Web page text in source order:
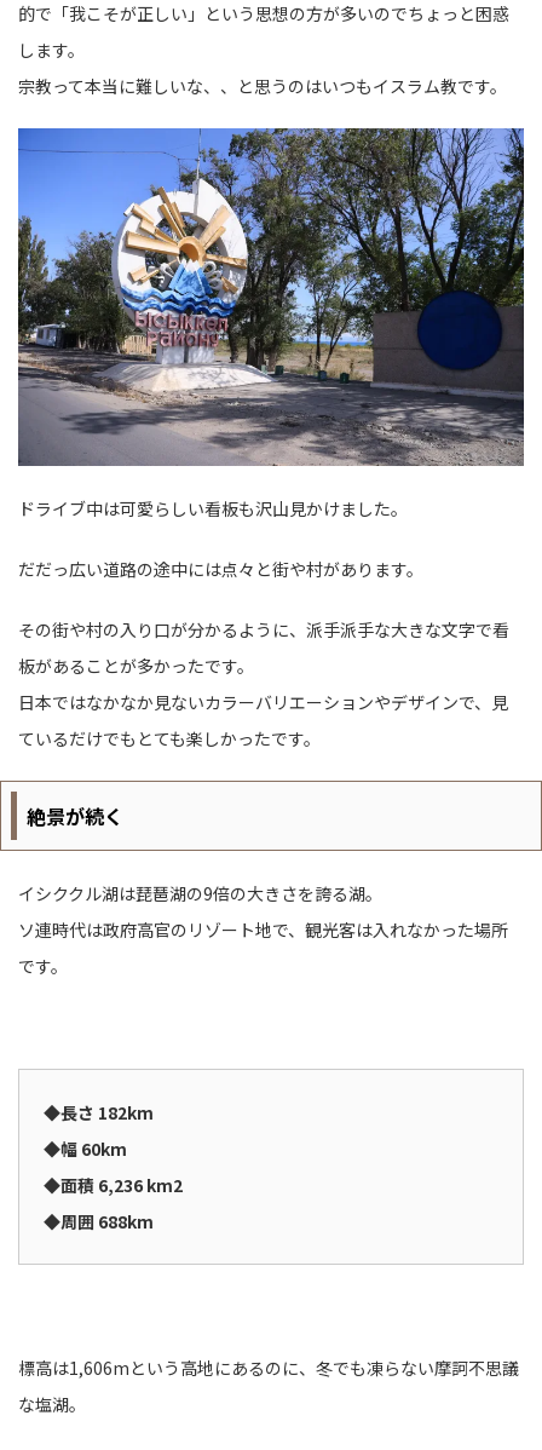
的で「我こそが正しい」という思想の方が多いのでちょっと困惑
します。
宗教って本当に難しいな、、と思うのはいつもイスラム教です。
ドライブ中は可愛らしい看板も沢山見かけました。
だだっ広い道路の途中には点々と街や村があります。
その街や村の入り口が分かるように、派手派手な大きな文字で看
板があることが多かったです。
日本ではなかなか見ないカラーバリエーションやデザインで、見
ているだけでもとても楽しかったです。
絶景が続く
イシククル湖は琵琶湖の9倍の大きさを誇る湖。
ソ連時代は政府高官のリゾート地で、観光客は入れなかった場所
です。
◆長さ 182km
◆幅 60km
◆面積 6,236 km2
◆周囲 688km
標高は1,606mという高地にあるのに、冬でも凍らない摩訶不思議
な塩湖。